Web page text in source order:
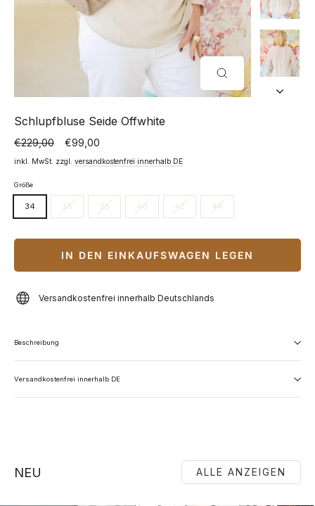
SCHLIESSEN (
ESC)
Schlupfbluse Seide Offwhite
Normaler
Preis
€229,00
Sonderpreis €99,00
inkl. MwSt. zzgl. versandkostenfrei innerhalb DE
Größe
34 36 38 40 42 44
IN DEN EINKAUFSWAGEN LEGEN
Versandkostenfrei innerhalb Deutschlands
Beschreibung
Versandkostenfrei innerhalb DE
NEU ALLE ANZEIGEN